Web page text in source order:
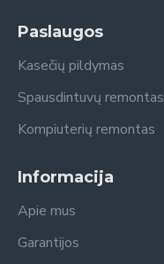
Paslaugos
Kasečių pildymas
Spausdintuvų remontas
Kompiuterių remontas
Informacija
Apie mus
Garantijos